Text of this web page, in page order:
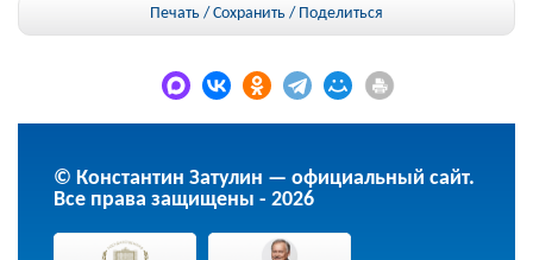
Печать / Сохранить / Поделиться
© Константин Затулин — официальный сайт.
Все права защищены - 2026